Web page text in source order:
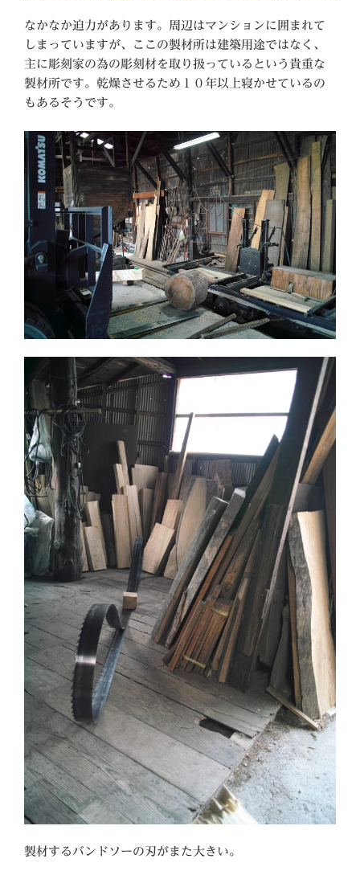
なかなか迫力があります。周辺はマンションに囲まれて
しまっていますが、ここの製材所は建築用途ではなく、
主に彫刻家の為の彫刻材を取り扱っているという貴重な
製材所です。乾燥させるため１０年以上寝かせているの
もあるそうです。
製材するバンドソーの刃がまた大きい。